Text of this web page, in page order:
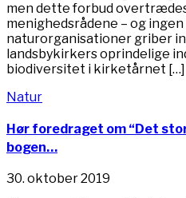
men dette forbud
menighedsrådene – og
naturorganisationer griber
landsbykirkers oprindelige
biodiversitet i kirketårnet […]
Natur
Hør foredraget om “Det
bogen…
30. oktober 2019